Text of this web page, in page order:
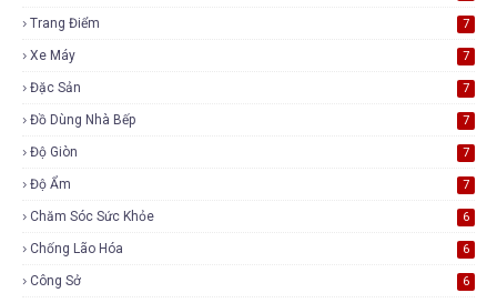
Trang Điểm 7
Xe Máy 7
Đặc Sản 7
Đồ Dùng Nhà Bếp 7
Độ Giòn 7
Độ Ẩm 7
Chăm Sóc Sức Khỏe 6
Chống Lão Hóa 6
Công Sở 6